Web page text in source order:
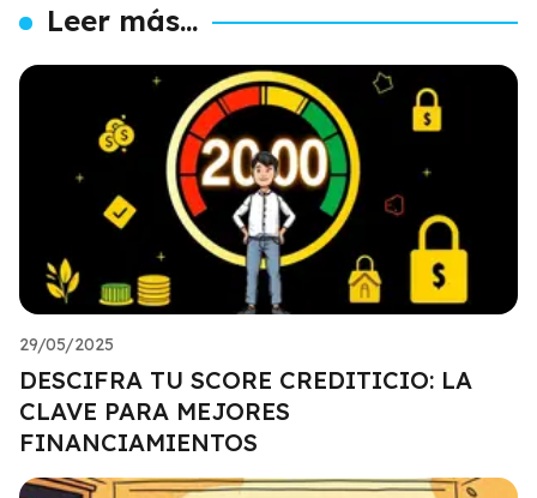
Leer más...
29/05/2025
DESCIFRA TU SCORE CREDITICIO: LA
CLAVE PARA MEJORES
FINANCIAMIENTOS